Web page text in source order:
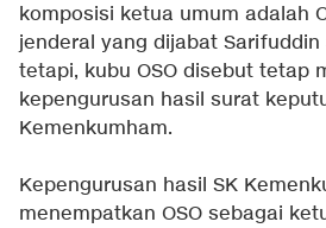
komposisi ketua umum adalah
jenderal yang dijabat Sarifuddin
tetapi, kubu OSO disebut tetap
kepengurusan hasil surat
Kemenkumham.
Kepengurusan hasil SK
menempatkan OSO sebagai